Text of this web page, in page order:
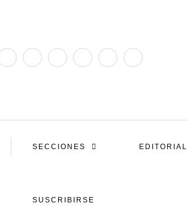
SECCIONES EDITORIAL
SUSCRIBIRSE